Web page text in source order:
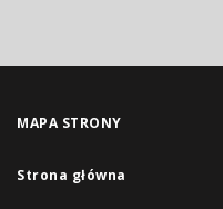
MAPA STRONY
Strona główna